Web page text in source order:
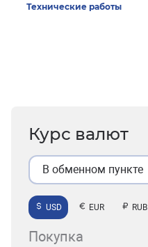
Технические работы
Курс валют
В обменном пункте
USD EUR RUB
Покупка